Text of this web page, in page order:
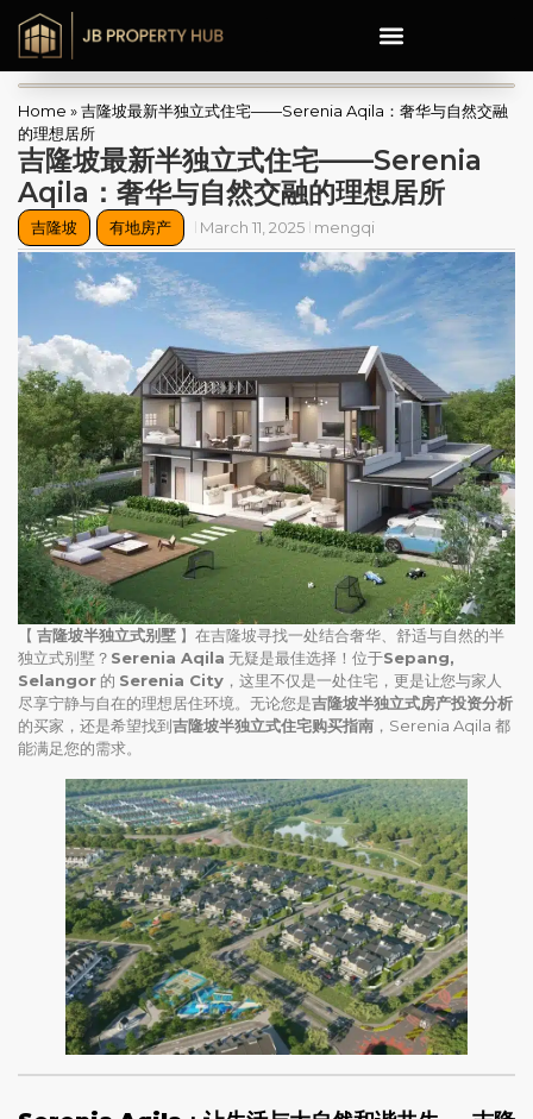
Home »吉隆坡最新半独立式住宅——Serenia Aqila：奢华与自然交融
的理想居所
吉隆坡最新半独立式住宅——Serenia
Aqila：奢华与自然交融的理想居所
吉隆坡 有地房产 March 11, 2025 mengqi
【 吉隆坡半独立式别墅 】在吉隆坡寻找一处结合奢华、舒适与自然的半
独立式别墅？ Serenia Aqila 无疑是最佳选择！位于Sepang,
Selangor 的 Serenia City ，这里不仅是一处住宅，更是让您与家人
尽享宁静与自在的理想居住环境。无论您是吉隆坡半独立式房产投资分析
的买家，还是希望找到吉隆坡半独立式住宅购买指南 ，Serenia Aqila 都
能满足您的需求。